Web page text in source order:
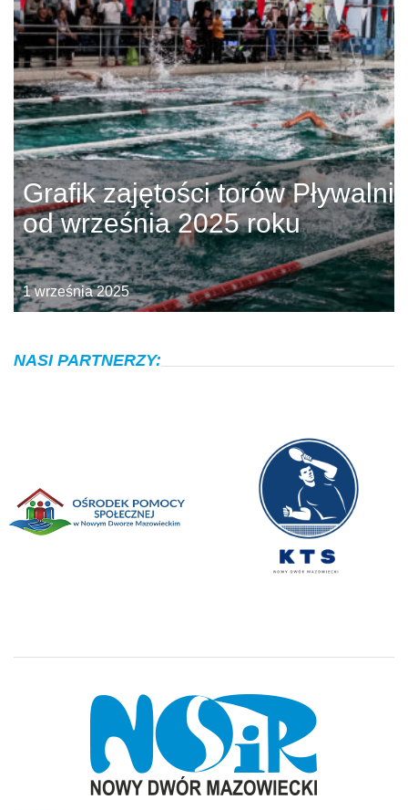
Grafik zajętości torów Pływalni
od września 2025 roku
1 września 2025
NASI PARTNERZY: